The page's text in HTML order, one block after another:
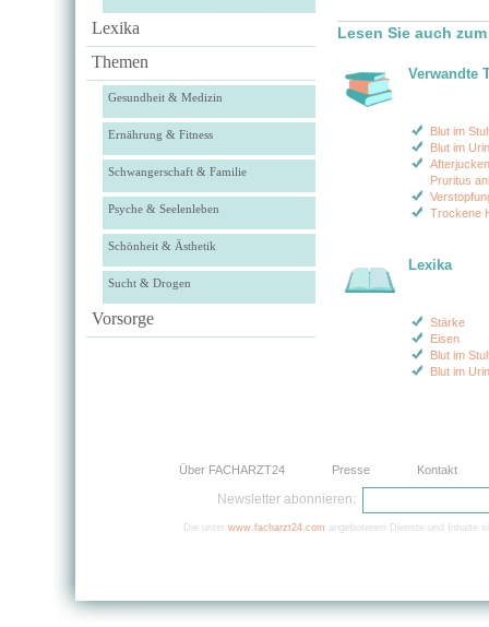
Lexika
Themen
Gesundheit & Medizin
Ernährung & Fitness
Schwangerschaft & Familie
Psyche & Seelenleben
Schönheit & Ästhetik
Sucht & Drogen
Vorsorge
Lesen Sie auch
Verwandte
Blut im
Blut im
Pruritus
Trockene
Lexika
Stärke
Eisen
Blut im
Blut im Urin
Über FACHARZT24 Presse Kontakt
Newsletter abonnieren:
Die unter www.facharzt24.com angebotenen Dienste und Inhalte